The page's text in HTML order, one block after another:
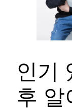
인기
후 알